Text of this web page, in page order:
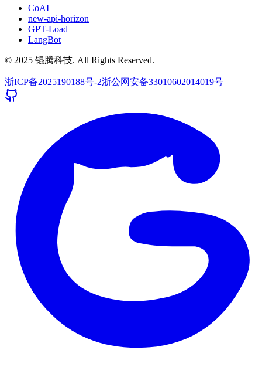
CoAI
new-api-horizon
GPT-Load
LangBot
© 2025 锟腾科技. All Rights Reserved.
浙ICP备2025190188号-2浙公网安备33010602014019号